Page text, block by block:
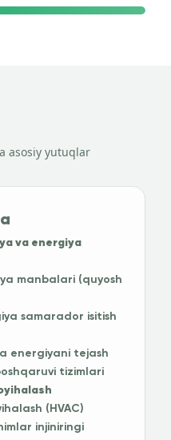
asosiy yutuqlar
va energiya
manbalari (quyosh
samarador isitish
energiyani tejash
tizimlari
(HVAC)
injiniringi